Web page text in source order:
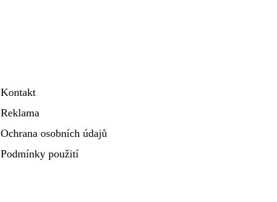
Kontakt
Reklama
Ochrana osobních údajů
Podmínky použití